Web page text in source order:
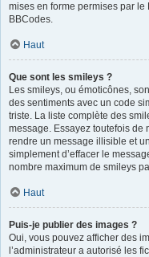
mises en forme permises par
BBCodes.
Haut
Que sont les smileys ?
Les smileys, ou émoticônes,
des sentiments avec un code
triste. La liste complète des
message. Essayez toutefois de
rendre un message illisible et
simplement d’effacer le
nombre maximum de smileys
Haut
Puis-je publier des images ?
Oui, vous pouvez afficher des
l’administrateur a autorisé les